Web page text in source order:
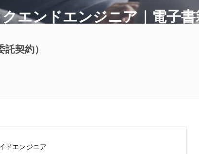
エンドエンジニア｜電子
契約）
ドエンジニア